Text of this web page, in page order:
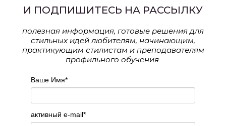
И ПОДПИШИТЕСЬ НА РАССЫЛКУ
полезная информация, готовые решения для
стильных идей любителям, начинающим,
практикующим стилистам и преподавателям
профильного обучения
Ваше Имя*
активный e-mail*